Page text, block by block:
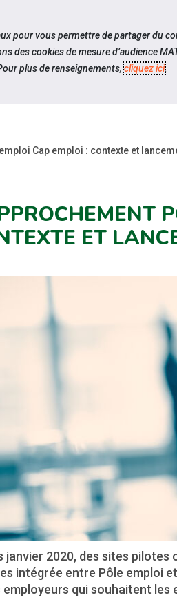
QUI
Cap emploi : contexte et
ET
janvier 2020, des sites pilotes
intégrée entre Pôle emploi
employeurs qui souhaitent les
pour vous permettre de partager du
des cookies de mesure d’audience
plus de renseignements,cliquez ici.